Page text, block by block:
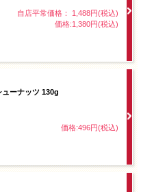
自店平常価格： 1,488円(税込)
価格:1,380円(税込)
ーナッツ 130g
価格:496円(税込)